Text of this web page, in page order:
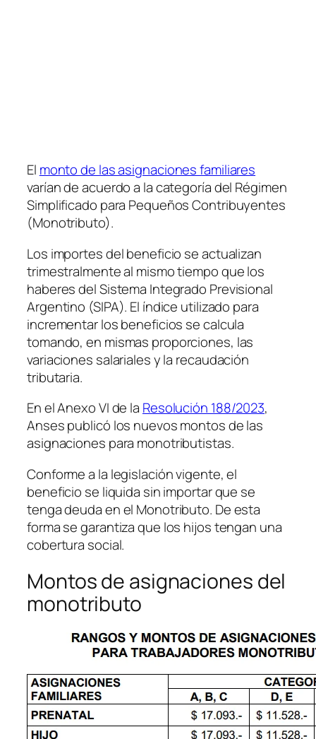
El monto de las asignaciones familiares
varían de acuerdo a la categoría del Régimen
Simplificado para Pequeños Contribuyentes
(Monotributo).
Los importes del beneficio se actualizan
trimestralmente al mismo tiempo que los
haberes del Sistema Integrado Previsional
Argentino (SIPA). El índice utilizado para
incrementar los beneficios se calcula
tomando, en mismas proporciones, las
variaciones salariales y la recaudación
tributaria.
En el Anexo VI de la Resolución 188/2023,
Anses publicó los nuevos montos de las
asignaciones para monotributistas.
Conforme a la legislación vigente, el
beneficio se liquida sin importar que se
tenga deuda en el Monotributo. De esta
forma se garantiza que los hijos tengan una
cobertura social.
Montos de asignaciones del
monotributo